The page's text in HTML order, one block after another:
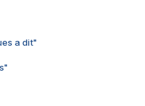
a dit"